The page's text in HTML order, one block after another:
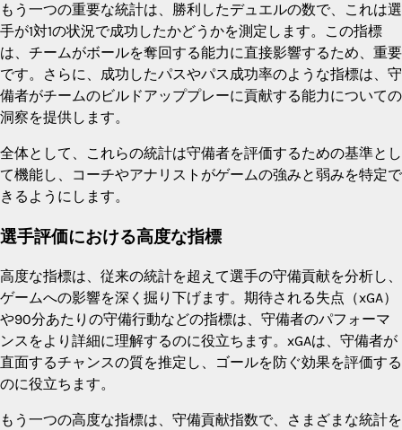
もう一つの重要な統計は、勝利したデュエルの数で、これは選
手が1対1の状況で成功したかどうかを測定します。この指標
は、チームがボールを奪回する能力に直接影響するため、重要
です。さらに、成功したパスやパス成功率のような指標は、守
備者がチームのビルドアッププレーに貢献する能力についての
洞察を提供します。
全体として、これらの統計は守備者を評価するための基準とし
て機能し、コーチやアナリストがゲームの強みと弱みを特定で
きるようにします。
選手評価における高度な指標
高度な指標は、従来の統計を超えて選手の守備貢献を分析し、
ゲームへの影響を深く掘り下げます。期待される失点（xGA）
や90分あたりの守備行動などの指標は、守備者のパフォーマ
ンスをより詳細に理解するのに役立ちます。xGAは、守備者が
直面するチャンスの質を推定し、ゴールを防ぐ効果を評価する
のに役立ちます。
もう一つの高度な指標は、守備貢献指数で、さまざまな統計を